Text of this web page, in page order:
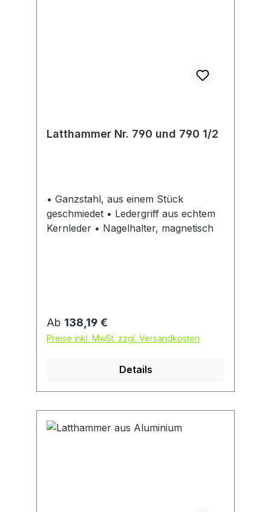
Latthammer Nr. 790 und 790 1/2
• Ganzstahl, aus einem Stück
geschmiedet • Ledergriff aus echtem
Kernleder • Nagelhalter, magnetisch
Regulärer Preis:
Ab 138,19 €
Preise inkl. MwSt. zzgl. Versandkosten
Details